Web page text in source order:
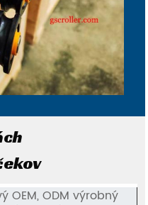
OEM, ODM výrobný